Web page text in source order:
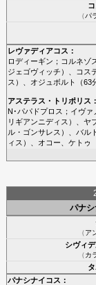
（パ
レヴァディアコス ：
ロディーギン ； コルネゾ
ジェゴヴィッチ ）、 コス
ス ）、 オジュボルト （63
アステラス・トリポリス ：
N･パパドプロス ； イヴァ
リギアンニディス ）、 ヤ
ル・ゴンサレス ）、 バル
ィス ）、 オコー
ケトゥ
パナ
（ア
シヴィ
（カ
パナシナイコス ：